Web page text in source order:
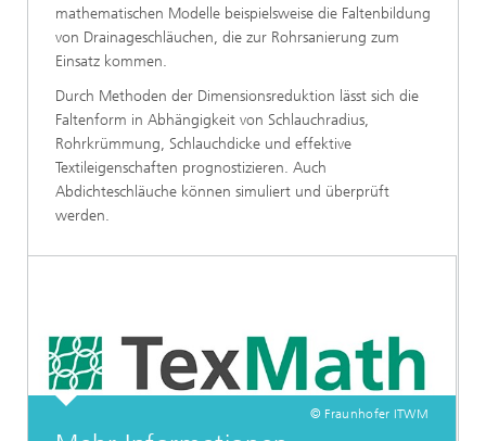
mathematischen Modelle beispielsweise die Faltenbildung
von Drainageschläuchen, die zur Rohrsanierung zum
Einsatz kommen.
Durch Methoden der Dimensionsreduktion lässt sich die
Faltenform in Abhängigkeit von Schlauchradius,
Rohrkrümmung, Schlauchdicke und effektive
Textileigenschaften prognostizieren. Auch
Abdichteschläuche können simuliert und überprüft
werden.
© Fraunhofer ITWM